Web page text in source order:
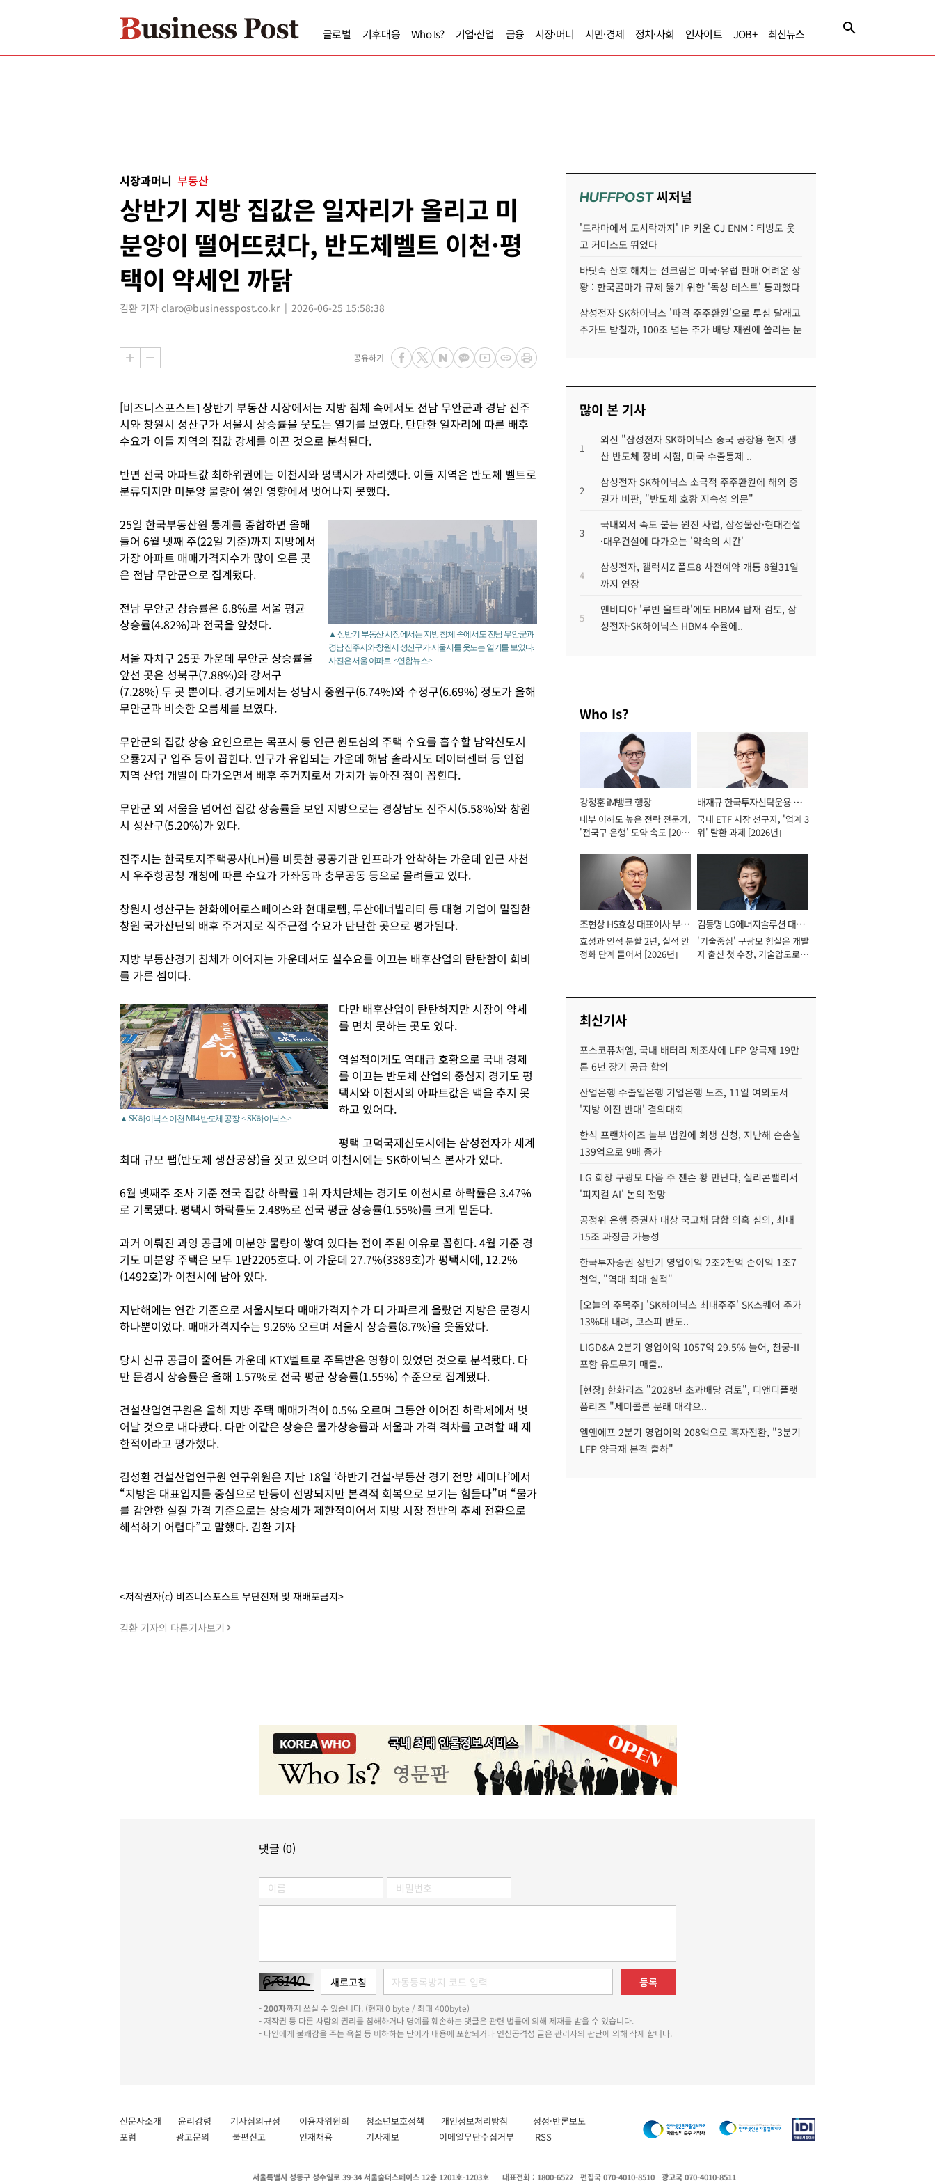
글로벌 기후대응 Who Is? 기업·산업 금융 시장·머니 시민·경제 정치·사회 인사이트 JOB+ 최신뉴스
시장과머니 부동산
상반기 지방 집값은 일자리가 올리고 미
분양이 떨어뜨렸다, 반도체벨트 이천·평
택이 약세인 까닭
김환 기자 claro@businesspost.co.kr 2026-06-25 15:58:38
공유하기
[비즈니스포스트] 상반기 부동산 시장에서는 지방 침체 속에서도 전남 무안군과 경남 진주
시와 창원시 성산구가 서울시 상승률을 웃도는 열기를 보였다. 탄탄한 일자리에 따른 배후
수요가 이들 지역의 집값 강세를 이끈 것으로 분석된다.
반면 전국 아파트값 최하위권에는 이천시와 평택시가 자리했다. 이들 지역은 반도체 벨트로
분류되지만 미분양 물량이 쌓인 영향에서 벗어나지 못했다.
▲ 상반기 부동산 시장에서는 지방 침체 속에서도 전남 무안군과
경남 진주시와 창원시 성산구가 서울시를 웃도는 열기를 보였다.
사진은 서울 아파트. <연합뉴스>
25일 한국부동산원 통계를 종합하면 올해
들어 6월 넷째 주(22일 기준)까지 지방에서
가장 아파트 매매가격지수가 많이 오른 곳
은 전남 무안군으로 집계됐다.
전남 무안군 상승률은 6.8%로 서울 평균
상승률(4.82%)과 전국을 앞섰다.
서울 자치구 25곳 가운데 무안군 상승률을
앞선 곳은 성북구(7.88%)와 강서구
(7.28%) 두 곳 뿐이다. 경기도에서는 성남시 중원구(6.74%)와 수정구(6.69%) 정도가 올해
무안군과 비슷한 오름세를 보였다.
무안군의 집값 상승 요인으로는 목포시 등 인근 원도심의 주택 수요를 흡수할 남악신도시
오룡2지구 입주 등이 꼽힌다. 인구가 유입되는 가운데 해남 솔라시도 데이터센터 등 인접
지역 산업 개발이 다가오면서 배후 주거지로서 가치가 높아진 점이 꼽힌다.
무안군 외 서울을 넘어선 집값 상승률을 보인 지방으로는 경상남도 진주시(5.58%)와 창원
시 성산구(5.20%)가 있다.
진주시는 한국토지주택공사(LH)를 비롯한 공공기관 인프라가 안착하는 가운데 인근 사천
시 우주항공청 개청에 따른 수요가 가좌동과 충무공동 등으로 몰려들고 있다.
창원시 성산구는 한화에어로스페이스와 현대로템, 두산에너빌리티 등 대형 기업이 밀집한
창원 국가산단의 배후 주거지로 직주근접 수요가 탄탄한 곳으로 평가된다.
지방 부동산경기 침체가 이어지는 가운데서도 실수요를 이끄는 배후산업의 탄탄함이 희비
를 가른 셈이다.
▲ SK하이닉스 이천 M14 반도체 공장. < SK하이닉스 >
다만 배후산업이 탄탄하지만 시장이 약세
를 면치 못하는 곳도 있다.
역설적이게도 역대급 호황으로 국내 경제
를 이끄는 반도체 산업의 중심지 경기도 평
택시와 이천시의 아파트값은 맥을 추지 못
하고 있어다.
평택 고덕국제신도시에는 삼성전자가 세계
최대 규모 팹(반도체 생산공장)을 짓고 있으며 이천시에는 SK하이닉스 본사가 있다.
6월 넷째주 조사 기준 전국 집값 하락률 1위 자치단체는 경기도 이천시로 하락률은 3.47%
로 기록됐다. 평택시 하락률도 2.48%로 전국 평균 상승률(1.55%)를 크게 밑돈다.
과거 이뤄진 과잉 공급에 미분양 물량이 쌓여 있다는 점이 주된 이유로 꼽힌다. 4월 기준 경
기도 미분양 주택은 모두 1만2205호다. 이 가운데 27.7%(3389호)가 평택시에, 12.2%
(1492호)가 이천시에 남아 있다.
지난해에는 연간 기준으로 서울시보다 매매가격지수가 더 가파르게 올랐던 지방은 문경시
하나뿐이었다. 매매가격지수는 9.26% 오르며 서울시 상승률(8.7%)을 웃돌았다.
당시 신규 공급이 줄어든 가운데 KTX벨트로 주목받은 영향이 있었던 것으로 분석됐다. 다
만 문경시 상승률은 올해 1.57%로 전국 평균 상승률(1.55%) 수준으로 집계됐다.
건설산업연구원은 올해 지방 주택 매매가격이 0.5% 오르며 그동안 이어진 하락세에서 벗
어날 것으로 내다봤다. 다만 이같은 상승은 물가상승률과 서울과 가격 격차를 고려할 때 제
한적이라고 평가했다.
김성환 건설산업연구원 연구위원은 지난 18일 ‘하반기 건설·부동산 경기 전망 세미나’에서
“지방은 대표입지를 중심으로 반등이 전망되지만 본격적 회복으로 보기는 힘들다”며 “물가
를 감안한 실질 가격 기준으로는 상승세가 제한적이어서 지방 시장 전반의 추세 전환으로
해석하기 어렵다”고 말했다. 김환 기자
<저작권자(c) 비즈니스포스트 무단전재 및 재배포금지>
김환 기자의 다른기사보기
HUFFPOST씨저널
'드라마에서 도시락까지' IP 키운 CJ ENM : 티빙도 웃
고 커머스도 뛰었다
바닷속 산호 해치는 선크림은 미국·유럽 판매 어려운 상
황 : 한국콜마가 규제 뚫기 위한 '독성 테스트' 통과했다
삼성전자 SK하이닉스 '파격 주주환원'으로 투심 달래고
주가도 받칠까, 100조 넘는 추가 배당 재원에 쏠리는 눈
많이 본 기사
1
외신 "삼성전자 SK하이닉스 중국 공장용 현지 생
산 반도체 장비 시험, 미국 수출통제 ..
2
삼성전자 SK하이닉스 소극적 주주환원에 해외 증
권가 비판, "반도체 호황 지속성 의문"
3
국내외서 속도 붙는 원전 사업, 삼성물산·현대건설
·대우건설에 다가오는 '약속의 시간'
4
삼성전자, 갤럭시Z 폴드8 사전예약 개통 8월31일
까지 연장
5
엔비디아 '루빈 울트라'에도 HBM4 탑재 검토, 삼
성전자·SK하이닉스 HBM4 수율에..
Who Is?
강정훈 iM뱅크 행장
내부 이해도 높은 전략 전문가,
'전국구 은행' 도약 속도 [2026
배재규 한국투자신탁운용 대
표이사 사장
국내 ETF 시장 선구자, '업계 3
위' 탈환 과제 [2026년]
조현상 HS효성 대표이사 부회
장
효성과 인적 분할 2년, 실적 안
정화 단계 들어서 [2026년]
김동명 LG에너지솔루션 대표
이사 사장
'기술중심' 구광모 힘실은 개발
자 출신 첫 수장, 기술압도로
최신기사
포스코퓨처엠, 국내 배터리 제조사에 LFP 양극재 19만
톤 6년 장기 공급 합의
산업은행 수출입은행 기업은행 노조, 11일 여의도서
'지방 이전 반대' 결의대회
한식 프랜차이즈 놀부 법원에 회생 신청, 지난해 순손실
139억으로 9배 증가
LG 회장 구광모 다음 주 젠슨 황 만난다, 실리콘밸리서
'피지컬 AI' 논의 전망
공정위 은행 증권사 대상 국고채 담합 의혹 심의, 최대
15조 과징금 가능성
한국투자증권 상반기 영업이익 2조2천억 순이익 1조7
천억, "역대 최대 실적"
[오늘의 주목주] 'SK하이닉스 최대주주' SK스퀘어 주가
13%대 내려, 코스피 반도..
LIGD&A 2분기 영업이익 1057억 29.5% 늘어, 천궁-II
포함 유도무기 매출..
[현장] 한화리츠 "2028년 초과배당 검토", 디앤디플랫
폼리츠 "세미콜론 문래 매각으..
엘앤에프 2분기 영업이익 208억으로 흑자전환, "3분기
LFP 양극재 본격 출하"
댓글 (0)
등록
-200자까지 쓰실 수 있습니다. (현재 0 byte / 최대 400byte)
- 저작권 등 다른 사람의 권리를 침해하거나 명예를 훼손하는 댓글은 관련 법률에 의해 제재를 받을 수 있습니다.
- 타인에게 불쾌감을 주는 욕설 등 비하하는 단어가 내용에 포함되거나 인신공격성 글은 관리자의 판단에 의해 삭제 합니다.
신문사소개 윤리강령 기사심의규정 이용자위원회 청소년보호정책 개인정보처리방침 정정·반론보도
포럼
광고문의 불편신고 인재채용 기사제보 이메일무단수집거부 RSS
서울특별시 성동구 성수일로 39-34 서울숲더스페이스 12층 1201호-1203호 대표전화 : 1800-6522 편집국 070-4010-8510 광고국 070-4010-8511